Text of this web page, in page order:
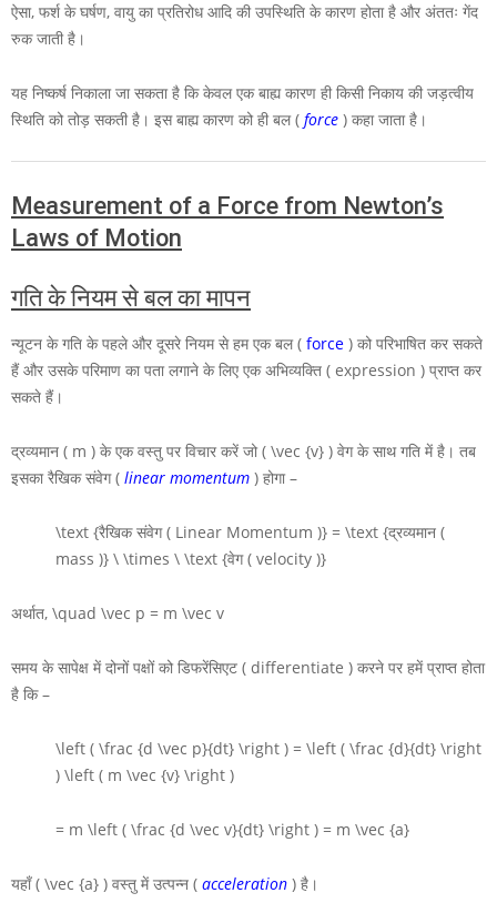
ऐसा, फर्श के घर्षण, वायु का प्रतिरोध आदि की उपस्थिति के कारण होता है और अंततः गेंद
रुक जाती है।
यह निष्कर्ष निकाला जा सकता है कि केवल एक बाह्य कारण ही किसी निकाय की जड़त्वीय
स्थिति को तोड़ सकती है। इस बाह्य कारण को ही बल ( force ) कहा जाता है।
Measurement of a Force from Newton’s
Laws of Motion
गति के नियम से बल का मापन
न्यूटन के गति के पहले और दूसरे नियम से हम एक बल ( force ) को परिभाषित कर सकते
हैं और उसके परिमाण का पता लगाने के लिए एक अभिव्यक्ति ( expression ) प्राप्त कर
सकते हैं।
द्रव्यमान ( m ) के एक वस्तु पर विचार करें जो( \vec {v} ) वेग के साथ गति में है। तब
इसका रैखिक संवेग ( linear momentum ) होगा –
\text {रैखिक संवेग ( Linear Momentum )} = \text {द्रव्यमान (
mass )} \ \times \ \text {वेग ( velocity )}
अर्थात, \quad \vec p = m \vec v
समय के सापेक्ष में दोनों पक्षों कोडिफरेंसिएट ( differentiate ) करने पर हमें प्राप्त होता
है कि –
\left ( \frac {d \vec p}{dt} \right ) = \left ( \frac {d}{dt} \right
) \left ( m \vec {v} \right )
= m \left ( \frac {d \vec v}{dt} \right ) = m \vec {a}
यहाँ( \vec {a} ) वस्तु में उत्पन्न ( acceleration ) है।